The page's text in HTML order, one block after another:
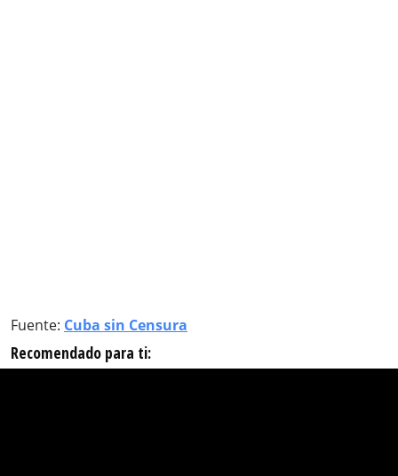
Fuente: Cuba sin Censura
Recomendado para ti: